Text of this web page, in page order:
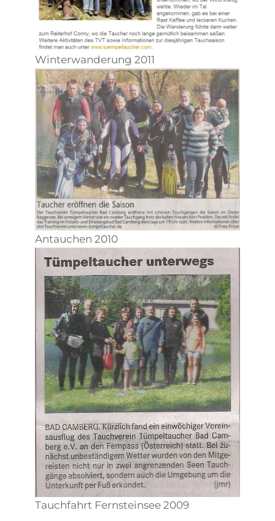
Winterwanderung 2011
Antauchen 2010
Tauchfahrt Fernsteinsee 2009